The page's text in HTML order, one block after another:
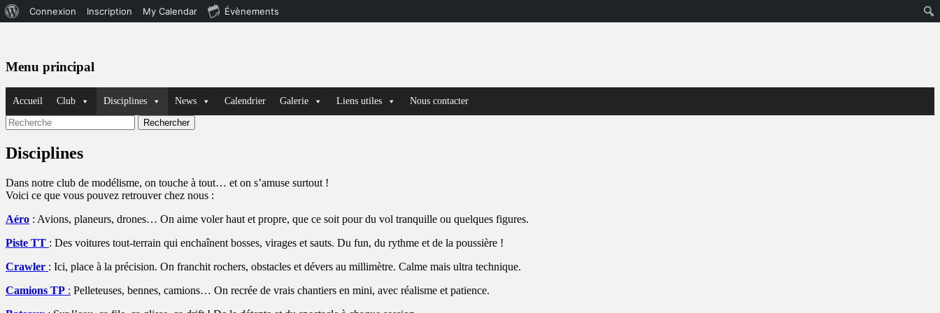
WordPress
Connexion Inscription My Calendar Évènements
Menu principal
au
contenu
Accueil Club Disciplines News Calendrier Galerie Liens utiles Nous contacter
Recherche
Rechercher :
Disciplines
Dans notre club de modélisme, on touche à tout… et on s’amuse surtout !
Voici ce que vous pouvez retrouver chez nous :
Aéro : Avions, planeurs, drones… On aime voler haut et propre, que ce soit pour du vol tranquille ou quelques figures.
Piste TT : Des voitures tout-terrain qui enchaînent bosses, virages et sauts. Du fun, du rythme et de la poussière !
Crawler : Ici, place à la précision. On franchit rochers, obstacles et dévers au millimètre. Calme mais ultra technique.
Camions TP : Pelleteuses, bennes, camions… On recrée de vrais chantiers en mini, avec réalisme et patience.